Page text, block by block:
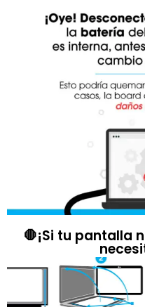
🛑¡Si tu pantalla